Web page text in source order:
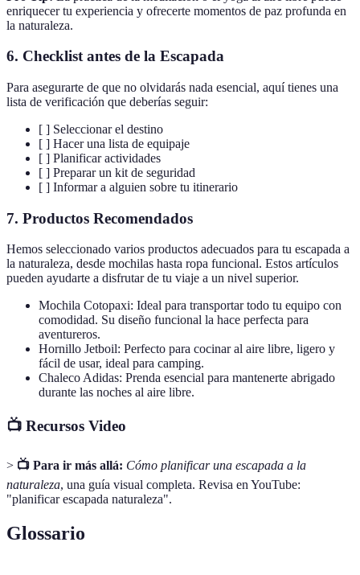
enriquecer tu experiencia y ofrecerte momentos de paz profunda en
la naturaleza.
6. Checklist antes de la Escapada
Para asegurarte de que no olvidarás nada esencial, aquí tienes una
lista de verificación que deberías seguir:
[ ] Seleccionar el destino
[ ] Hacer una lista de equipaje
[ ] Planificar actividades
[ ] Preparar un kit de seguridad
[ ] Informar a alguien sobre tu itinerario
7. Productos Recomendados
Hemos seleccionado varios productos adecuados para tu escapada a
la naturaleza, desde mochilas hasta ropa funcional. Estos artículos
pueden ayudarte a disfrutar de tu viaje a un nivel superior.
Mochila Cotopaxi: Ideal para transportar todo tu equipo con
comodidad. Su diseño funcional la hace perfecta para
aventureros.
Hornillo Jetboil: Perfecto para cocinar al aire libre, ligero y
fácil de usar, ideal para camping.
Chaleco Adidas: Prenda esencial para mantenerte abrigado
durante las noches al aire libre.
📺 Recursos Video
> 📺 Para ir más allá: Cómo planificar una escapada a la
naturaleza, una guía visual completa. Revisa en YouTube:
"planificar escapada naturaleza".
Glossario